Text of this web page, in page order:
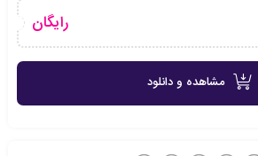
رایگان
مشاهده و دانلود